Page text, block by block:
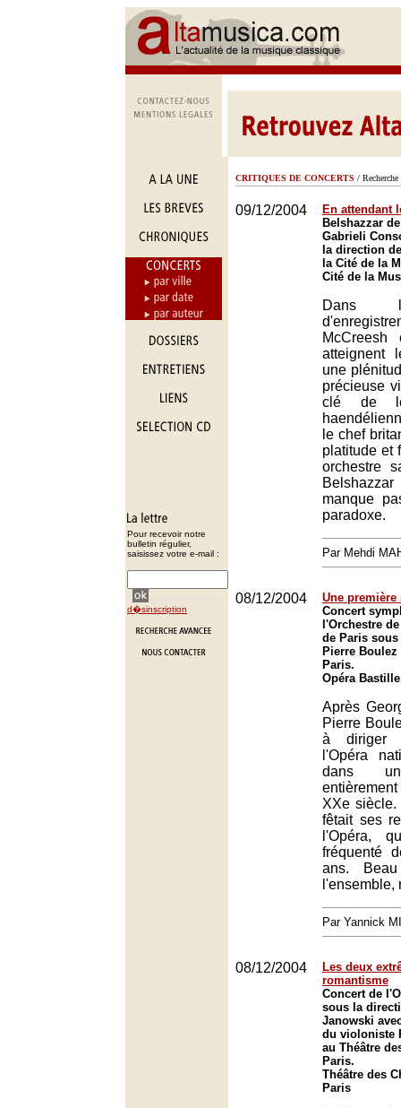
Pour recevoir notre
bulletin régulier,
saisissez votre e-mail :
d�sinscription
CRITIQUES DE CONCERTS / Recherche
09/12/2004
En attendant
Belshazzar
Gabrieli
la direction
la Cité de la
Cité de la
Dans
atteignent
une
précieuse
clé de
le chef
platitude et
orchestre
manque
paradoxe.
Par Mehdi
08/12/2004
Une première
Concert
l'Orchestre
de Paris
Pierre
Paris.
Opéra
Après
Pierre
à diriger
l'Opéra
dans un
XXe siècle.
fêtait ses
l'Opéra,
fréquenté
ans.
l'ensemble,
Par Yannick
08/12/2004
Les deux
romantisme
Concert de
sous la
Janowski
du violoniste
au Théâtre
Paris.
Théâtre des
Paris